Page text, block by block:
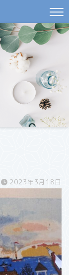
2023年3月18日